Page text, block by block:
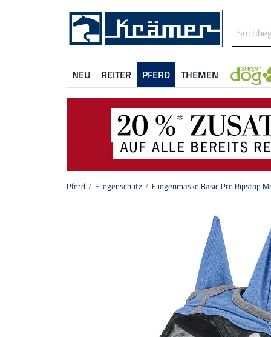
NEU REITER PFERD THEMEN
Pferd Fliegenschutz Fliegenmaske Basic Pro Ripstop